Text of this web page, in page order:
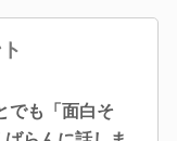
でも「面白そ